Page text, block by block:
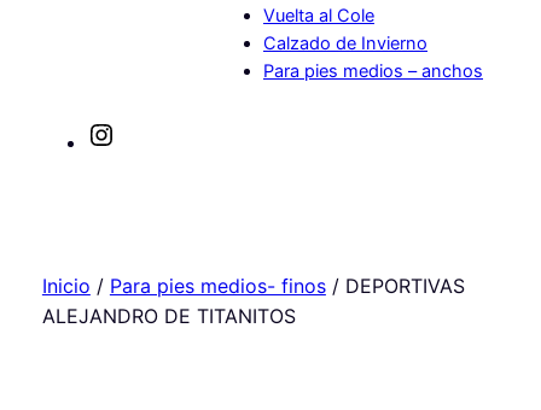
Vuelta al Cole
Calzado de Invierno
Para pies medios – anchos
Inicio / Para pies medios- finos/ DEPORTIVAS
ALEJANDRO DE TITANITOS